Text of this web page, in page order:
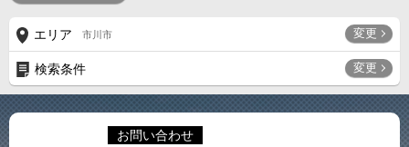
エリア 市川市 変更
検索条件 変更
お問い合わせ